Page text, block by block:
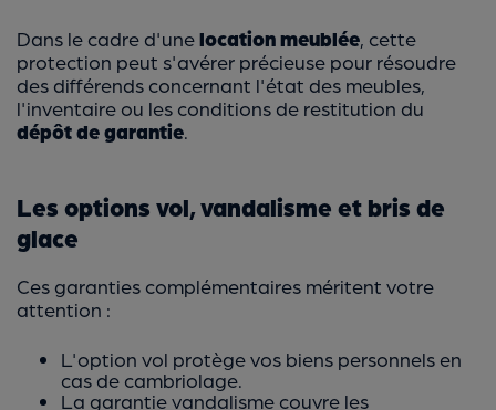
Dans le cadre d'unelocation meublée , cette
protection peut s'avérer précieuse pour résoudre
des différends concernant l'état des meubles,
l'inventaire ou les conditions de restitution du
dépôt de garantie
Les options vol, vandalisme et bris de
glace
Ces garanties complémentaires méritent votre
attention :
L'option vol protège vos biens personnels en
cas de cambriolage.
La garantie vandalisme couvre les